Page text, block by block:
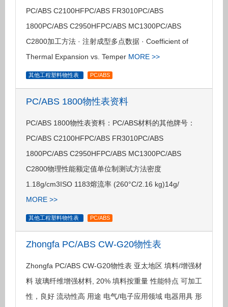
PC/ABS C2100HFPC/ABS FR3010PC/ABS
1800PC/ABS C2950HFPC/ABS MC1300PC/ABS
C2800加工方法 · 注射成型多点数据 · Coefficient of
Thermal Expansion vs. Temper MORE >>
其他工程塑料物性表 PC/ABS
PC/ABS 1800物性表资料
PC/ABS 1800物性表资料：PC/ABS材料的其他牌号：
PC/ABS C2100HFPC/ABS FR3010PC/ABS
1800PC/ABS C2950HFPC/ABS MC1300PC/ABS
C2800物理性能额定值单位制测试方法密度
1.18g/cm3ISO 1183熔流率 (260°C/2.16 kg)14g/
MORE >>
其他工程塑料物性表 PC/ABS
Zhongfa PC/ABS CW-G20物性表
Zhongfa PC/ABS CW-G20物性表 亚太地区 填料/增强材
料 玻璃纤维增强材料, 20% 填料按重量 性能特点 可加工
性，良好 流动性高 用途 电气/电子应用领域 电器用具 形